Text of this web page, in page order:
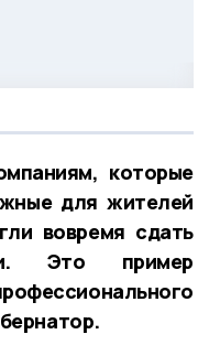
которые
для жителей
вовремя сдать
Это пример